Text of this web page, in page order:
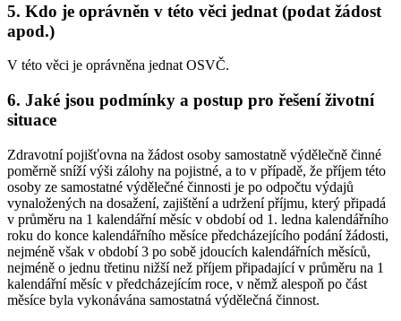
5. Kdo je oprávněn v této věci jednat (podat žádost
apod.)
V této věci je oprávněna jednat OSVČ.
6. Jaké jsou podmínky a postup pro řešení životní
situace
Zdravotní pojišťovna na žádost osoby samostatně výdělečně činné
poměrně sníží výši zálohy na pojistné, a to v případě, že příjem této
osoby ze samostatné výdělečné činnosti je po odpočtu výdajů
vynaložených na dosažení, zajištění a udržení příjmu, který připadá
v průměru na 1 kalendářní měsíc v období od 1. ledna kalendářního
roku do konce kalendářního měsíce předcházejícího podání žádosti,
nejméně však v období 3 po sobě jdoucích kalendářních měsíců,
nejméně o jednu třetinu nižší než příjem připadající v průměru na 1
kalendářní měsíc v předcházejícím roce, v němž alespoň po část
měsíce byla vykonávána samostatná výdělečná činnost.